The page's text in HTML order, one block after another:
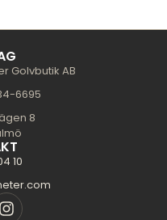
Golvbutik AB
6695
8
10